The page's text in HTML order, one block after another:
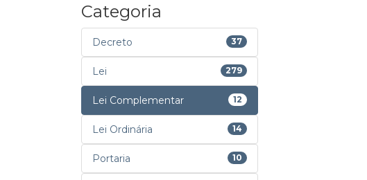
Categoria
Decreto 37
Lei 279
Lei Complementar 12
Lei Ordinária 14
Portaria 10